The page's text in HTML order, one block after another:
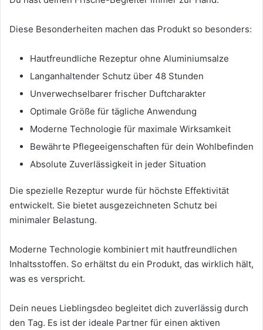
Diese Besonderheiten machen das Produkt so besonders:
Hautfreundliche Rezeptur ohne Aluminiumsalze
Langanhaltender Schutz über 48 Stunden
Unverwechselbarer frischer Duftcharakter
Optimale Größe für tägliche Anwendung
Moderne Technologie für maximale Wirksamkeit
Bewährte Pflegeeigenschaften für dein Wohlbefinden
Absolute Zuverlässigkeit in jeder Situation
Die spezielle Rezeptur wurde für höchste Effektivität
entwickelt. Sie bietet ausgezeichneten Schutz bei
minimaler Belastung.
Moderne Technologie kombiniert mit hautfreundlichen
Inhaltsstoffen. So erhältst du ein Produkt, das wirklich hält,
was es verspricht.
Dein neues Lieblingsdeo begleitet dich zuverlässig durch
den Tag. Es ist der ideale Partner für einen aktiven